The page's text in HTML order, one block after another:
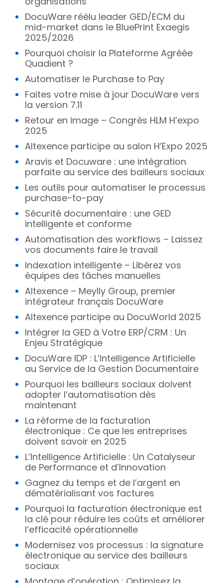
DocuWare réélu leader GED/ECM du
mid-market dans le BluePrint Exaegis
2025/2026
Pourquoi choisir la Plateforme Agréée
Quadient ?
Automatiser le Purchase to Pay
Faites votre mise à jour DocuWare vers
la version 7.11
Retour en image – Congrès HLM H’expo
2025
Altexence participe au salon H’Expo 2025
Aravis et Docuware : une intégration
parfaite au service des bailleurs sociaux
Les outils pour automatiser le processus
purchase-to-pay
Sécurité documentaire : une GED
intelligente et conforme
Automatisation des workflows – Laissez
vos documents faire le travail
Indexation intelligente – Libérez vos
équipes des tâches manuelles
Altexence – Meylly Group, premier
intégrateur français DocuWare
Altexence participe au DocuWorld 2025
Intégrer la GED à Votre ERP/CRM : Un
Enjeu Stratégique
DocuWare IDP : L’Intelligence Artificielle
au Service de la Gestion Documentaire
Pourquoi les bailleurs sociaux doivent
adopter l’automatisation dès
maintenant
La réforme de la facturation
électronique : Ce que les entreprises
doivent savoir en 2025
L’Intelligence Artificielle : Un Catalyseur
de Performance et d’Innovation
Gagnez du temps et de l’argent en
dématérialisant vos factures
Pourquoi la facturation électronique est
la clé pour réduire les coûts et améliorer
l’efficacité opérationnelle
Modernisez vos processus : la signature
électronique au service des bailleurs
sociaux